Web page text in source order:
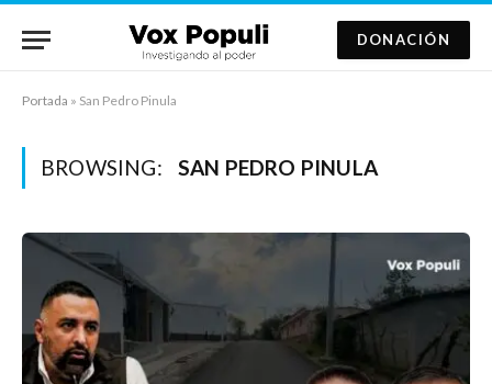
DONACIÓN
Portada » San Pedro Pinula
BROWSING: SAN PEDRO PINULA